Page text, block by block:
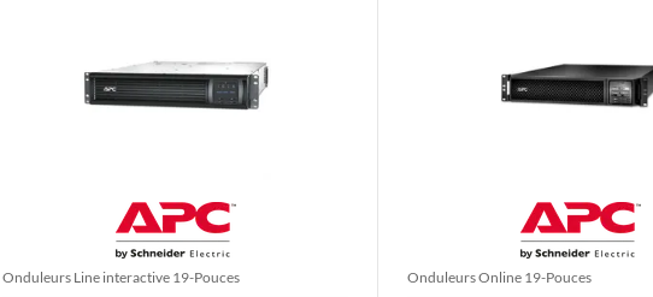
Onduleurs Line interactive 19-Pouces Onduleurs Online 19-Pouces